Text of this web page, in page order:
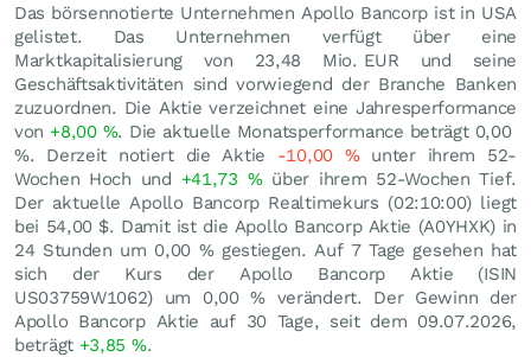
Das börsennotierte Unternehmen Apollo Bancorp ist in USA
gelistet. Das Unternehmen verfügt über eine
Marktkapitalisierung von 23,48 Mio. EUR und seine
Geschäftsaktivitäten sind vorwiegend der Branche Banken
zuzuordnen. Die Aktie verzeichnet eine Jahresperformance
von +8,00 %. Die aktuelle Monatsperformance beträgt 0,00
%. Derzeit notiert die Aktie -10,00 %unter ihrem 52-
Wochen Hoch und +41,73 %über ihrem 52-Wochen Tief.
Der aktuelle Apollo Bancorp Realtimekurs (02:10:00) liegt
bei 54,00 $. Damit ist die Apollo Bancorp Aktie (A0YHXK) in
24 Stunden um 0,00 %gestiegen. Auf 7 Tage gesehen hat
sich der Kurs der Apollo Bancorp Aktie (ISIN
US03759W1062) um 0,00%verändert. Der Gewinn der
Apollo Bancorp Aktie auf 30 Tage, seit dem 09.07.2026,
beträgt +3,85 %.